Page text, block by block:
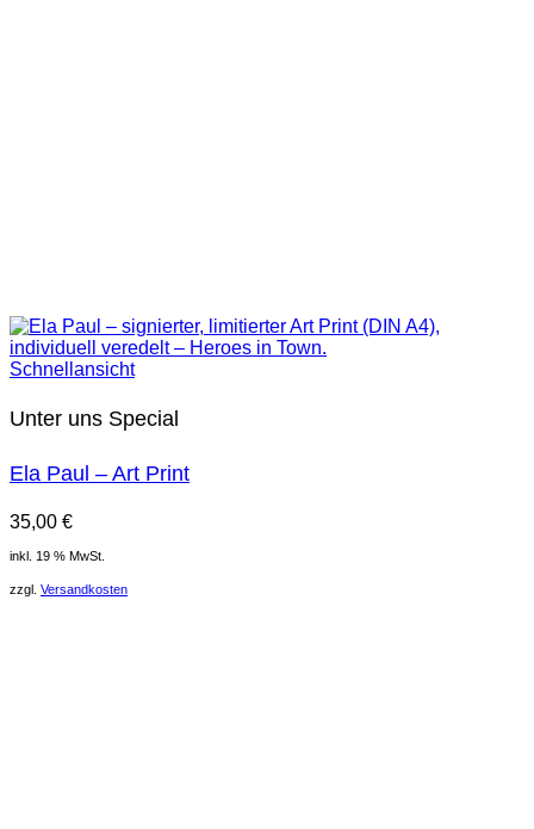
Schnellansicht
Unter uns Special
Ela Paul – Art Print
35,00 €
inkl. 19 % MwSt.
zzgl. Versandkosten